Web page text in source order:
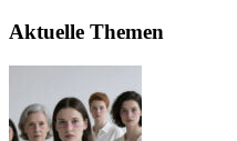
Aktuelle Themen